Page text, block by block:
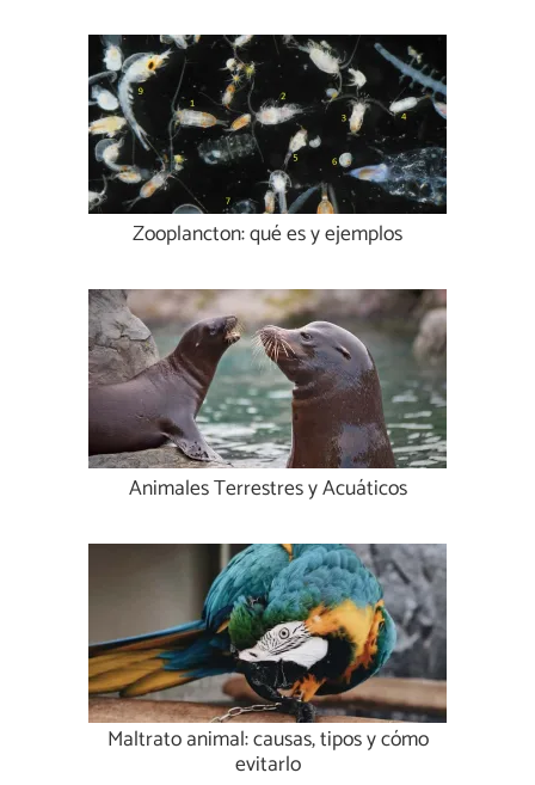
Zooplancton: qué es y ejemplos
Animales Terrestres y Acuáticos
Maltrato animal: causas, tipos y cómo
evitarlo